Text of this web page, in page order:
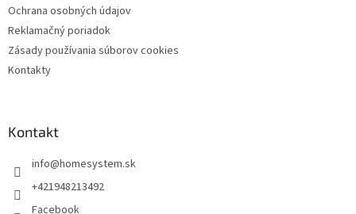
Ochrana osobných údajov
Reklamačný poriadok
Zásady používania súborov cookies
Kontakty
Kontakt
info@homesystem.sk
+421948213492
Facebook